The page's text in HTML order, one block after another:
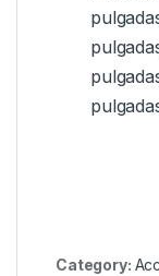
Category: